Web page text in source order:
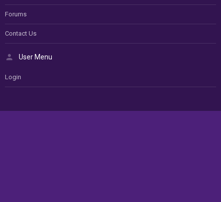
Forums
Contact Us
User Menu
Login